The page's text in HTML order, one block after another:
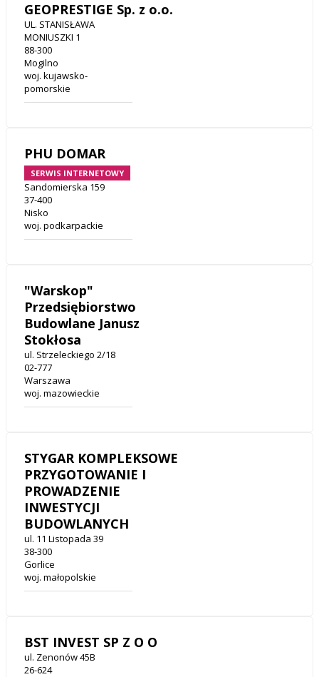
GEOPRESTIGE Sp. z o.o.
UL. STANISŁAWA
MONIUSZKI 1
88-300
Mogilno
woj. kujawsko-
pomorskie
PHU DOMAR
SERWIS INTERNETOWY
Sandomierska 159
37-400
Nisko
woj. podkarpackie
"Warskop"
Przedsiębiorstwo
Budowlane Janusz
Stokłosa
ul. Strzeleckiego 2/18
02-777
Warszawa
woj. mazowieckie
STYGAR KOMPLEKSOWE
PRZYGOTOWANIE I
PROWADZENIE
INWESTYCJI
BUDOWLANYCH
ul. 11 Listopada 39
38-300
Gorlice
woj. małopolskie
BST INVEST SP Z O O
ul. Zenonów 45B
26-624